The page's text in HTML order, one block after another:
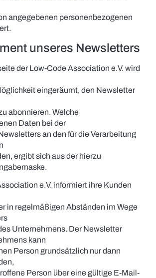
angegebenen personenbezogenen
unseres Newsletters
der Low-Code Association e.V. wird
eingeräumt, den Newsletter
abonnieren. Welche
Daten bei der
an den für die Verarbeitung
ergibt sich aus der hierzu
e.V. informiert ihre Kunden
in regelmäßigen Abständen im Wege
Unternehmens. Der Newsletter
kann
Person grundsätzlich nur dann
Person über eine gültige E-Mail-